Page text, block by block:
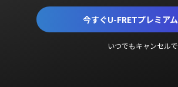
今すぐU-FRETプレミア
いつでもキャンセル